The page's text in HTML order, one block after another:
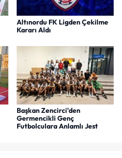
Altınordu FK Ligden Çekilme
Kararı Aldı
Başkan Zencirci'den
Germencikli Genç
Futbolculara Anlamlı Jest